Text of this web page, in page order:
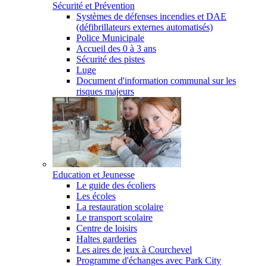
Sécurité et Prévention
Systèmes de défenses incendies et DAE
(défibrillateurs externes automatisés)
Police Municipale
Accueil des 0 à 3 ans
Sécurité des pistes
Luge
Document d'information communal sur les
risques majeurs
Education et Jeunesse
Le guide des écoliers
Les écoles
La restauration scolaire
Le transport scolaire
Centre de loisirs
Haltes garderies
Les aires de jeux à Courchevel
Programme d'échanges avec Park City